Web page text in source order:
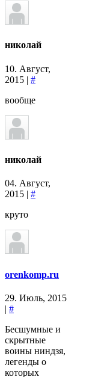
николай
10. Август,
2015 | #
вообще
николай
04. Август,
2015 | #
круто
orenkomp.ru
29. Июль, 2015
| #
Бесшумные и
скрытные
воины ниндзя,
легенды о
которых